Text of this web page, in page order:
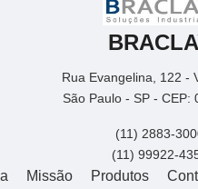
Rua Evangelina, 122 -
São Paulo - SP - CEP:
(11) 2883-
(11) 99922-
Missão Produtos